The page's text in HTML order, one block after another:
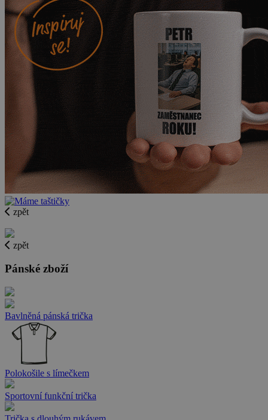
zpět
zpět
Pánské zboží
Bavlněná pánská trička
Polokošile s límečkem
Sportovní funkční trička